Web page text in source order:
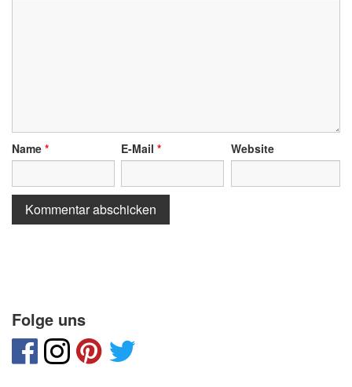
Name * E-Mail* Website
Folge uns